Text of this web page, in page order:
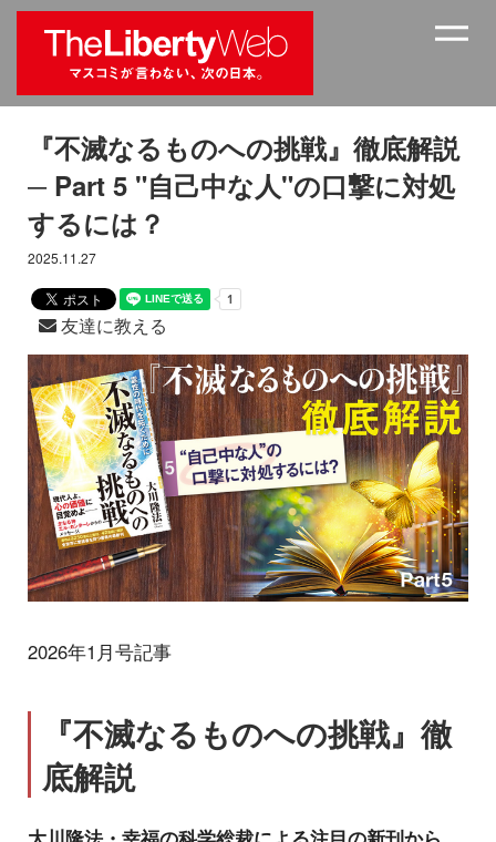
『不滅なるものへの挑戦』徹底解説
─ Part 5 "自己中な人"の口撃に対処
するには？
2025.11.27
友達に教える
2026年1月号記事
『不滅なるものへの挑戦』徹
底解説